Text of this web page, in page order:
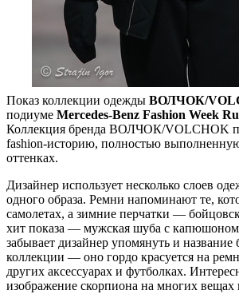
Показ коллекции одежды ВОЛЧОК/
подиуме Mercedes-Benz Fashion Week
Коллекция бренда ВОЛЧОК/VOLCHOK
fashion-историю, полностью
оттенках.
Дизайнер использует несколько слоев
одного образа. Ремни напоминают те,
самолетах, а зимние перчатки —
хит показа — мужская шуба с
забывает дизайнер упомянуть и название
коллекции — оно гордо красуется на
других аксессуарах и футболках.
изображение скорпиона на многих вещах